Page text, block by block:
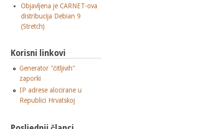
Objavljena je CARNET-ova
distribucija Debian 9
(Stretch)
Korisni linkovi
Generator "čitljivih"
zaporki
IP adrese alocirane u
Republici Hrvatskoj